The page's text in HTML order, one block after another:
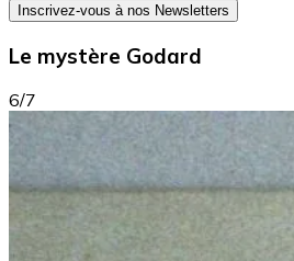
Inscrivez-vous à nos Newsletters
Le mystère Godard
6/7